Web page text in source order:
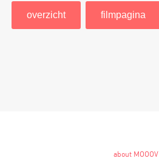
overzicht filmpagina
about MOOOV